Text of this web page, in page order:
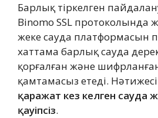
Барлық тіркелген
Binomo SSL протоколында
жеке сауда платформасын
хаттама барлық сауда
қорғалған және
қамтамасыз етеді.
қаражат кез келген сауда
қауіпсіз.